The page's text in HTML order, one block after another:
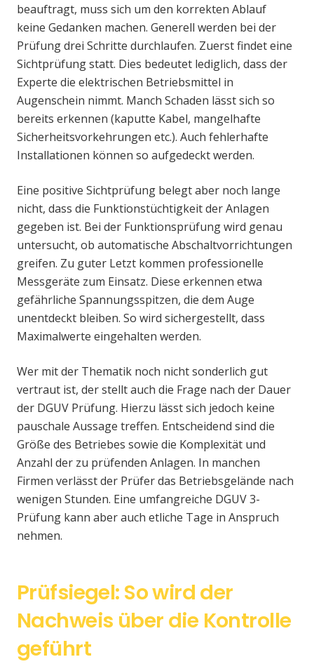
beauftragt, muss sich um den korrekten Ablauf
keine Gedanken machen. Generell werden bei der
Prüfung drei Schritte durchlaufen. Zuerst findet eine
Sichtprüfung statt. Dies bedeutet lediglich, dass der
Experte die elektrischen Betriebsmittel in
Augenschein nimmt. Manch Schaden lässt sich so
bereits erkennen (kaputte Kabel, mangelhafte
Sicherheitsvorkehrungen etc.). Auch fehlerhafte
Installationen können so aufgedeckt werden.
Eine positive Sichtprüfung belegt aber noch lange
nicht, dass die Funktionstüchtigkeit der Anlagen
gegeben ist. Bei der Funktionsprüfung wird genau
untersucht, ob automatische Abschaltvorrichtungen
greifen. Zu guter Letzt kommen professionelle
Messgeräte zum Einsatz. Diese erkennen etwa
gefährliche Spannungsspitzen, die dem Auge
unentdeckt bleiben. So wird sichergestellt, dass
Maximalwerte eingehalten werden.
Wer mit der Thematik noch nicht sonderlich gut
vertraut ist, der stellt auch die Frage nach der Dauer
der DGUV Prüfung. Hierzu lässt sich jedoch keine
pauschale Aussage treffen. Entscheidend sind die
Größe des Betriebes sowie die Komplexität und
Anzahl der zu prüfenden Anlagen. In manchen
Firmen verlässt der Prüfer das Betriebsgelände nach
wenigen Stunden. Eine umfangreiche DGUV 3-
Prüfung kann aber auch etliche Tage in Anspruch
nehmen.
Prüfsiegel: So wird der
Nachweis über die Kontrolle
geführt